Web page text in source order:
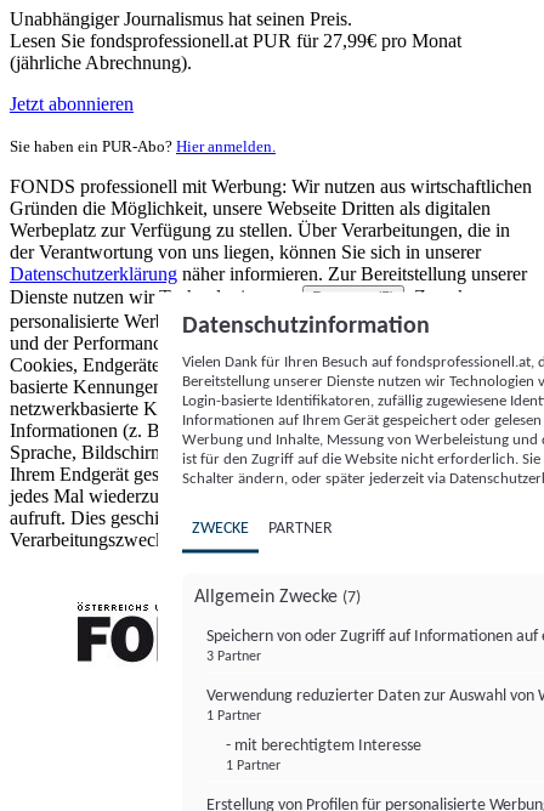
Unabhängiger Journalismus hat seinen Preis.
Lesen Sie fondsprofessionell.at PUR für 27,99€ pro Monat
(jährliche Abrechnung).
Jetzt abonnieren
Sie haben ein PUR-Abo? Hier anmelden.
FONDS professionell mit Werbung: Wir nutzen aus wirtschaftlichen
Gründen die Möglichkeit, unsere Webseite Dritten als digitalen
Werbeplatz zur Verfügung zu stellen. Über Verarbeitungen, die in
der Verantwortung von uns liegen, können Sie sich in unserer
Datenschutzerklärung näher informieren. Zur Bereitstellung unserer
Dienste nutzen wir Technologien von
Partnern (5)
. Zwecke:
personalisierte Werbung und Inhalte, Messung von Werbeleistung
und der Performance von Inhalten sowie Zielgruppenforschung.
Cookies, Endgeräte- oder ähnliche Online-Kennungen (z. B. login-
basierte Kennungen, zufällig generierte Kennungen,
netzwerkbasierte Kennungen) können zusammen mit anderen
Informationen (z. B. Browsertyp und Browserinformationen,
Sprache, Bildschirmgröße, unterstützte Technologien usw.) auf
Ihrem Endgerät gespeichert oder von dort ausgelesen werden, um es
jedes Mal wiederzuerkennen, wenn es eine App oder einer Webseite
aufruft. Dies geschieht für einen oder mehrere der hier aufgeführten
Verarbeitungszwecke.
Datenschutzinformation
Vielen Dank für Ihren Besuch auf
Bereitstellung unserer Dienste nutzen wir Technologien
Login-basierte Identifikatoren, zufällig zugewiesene
Informationen auf Ihrem Gerät gespeichert oder
Werbung und Inhalte, Messung von Werbeleistung
ist für den Zugriff auf die Website nicht erforderlich.
Schalter ändern, oder später jederzeit via
ZWECKE PARTNER
Allgemein Zwecke (7)
Speichern von oder Zugriff auf Informationen auf
3 Partner
Verwendung reduzierter Daten zur Auswahl von
1 Partner
- mit berechtigtem Interesse
1 Partner
Erstellung von Profilen für personalisierte
FONDS professionell